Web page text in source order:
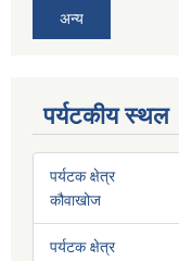
अन्य
पर्यटकीय स्थल
पर्यटक क्षेत्र
कौवाखोज
पर्यटक क्षेत्र